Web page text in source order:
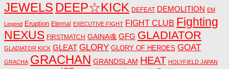
JEWELS DEEP☆KICK DEFEAT DEMOLITION EM
Legend Eruption Eternal EXECUTIVE FIGHT FIGHT CLUB Fighting
NEXUS FIRSTMATCH GAINA魂 GFG GLADIATOR
GLADIATOR KICK GLEAT GLORY GLORY OF HEROES GOAT
GRACHA GRACHAN GRANDSLAM HEAT HOLYFIELD JAPAN